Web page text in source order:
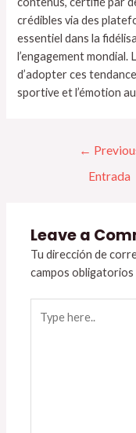
crédibles via des
essentiel dans la
l’engagement
d’adopter ces
sportive et l’émotion
←
Entrada
Leave a
Tu dirección de
campos
here..